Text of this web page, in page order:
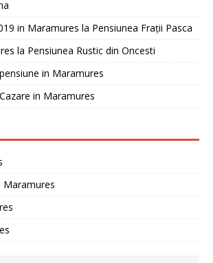
in Maramures la Pensiunea Frații Pasca
la Pensiunea Rustic din Oncesti
in Maramures
in Maramures
Maramures